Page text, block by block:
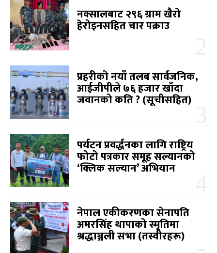
नक्सालबाट २९६ ग्राम खैरो
हेरोइनसहित चार पक्राउ
प्रहरीको नयाँ तलब सार्वजनिक,
आईजीपीले ७६ हजार खाँदा
जवानको कति ? (सूचीसहित)
पर्यटन प्रवर्द्धनका लागि राष्ट्रिय
फोटो पत्रकार समूह सल्यानको
‘क्लिक सल्यान’ अभियान
नेपाल एकीकरणका सेनापति
अमरसिंह थापाको स्मृतिमा
श्रद्धाञ्जली सभा (तस्वीरहरू)